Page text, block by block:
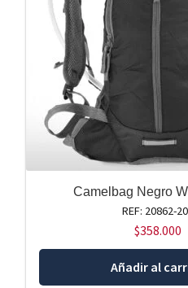
Camelbag Negro
REF: 20862-
$358.000
Añadir al